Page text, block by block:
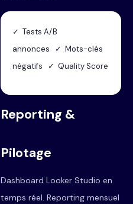
✓ Tests A/B
annonces ✓ Mots-clés
négatifs ✓ Quality Score
Reporting &
Pilotage
Dashboard Looker Studio en
temps réel. Reporting mensuel